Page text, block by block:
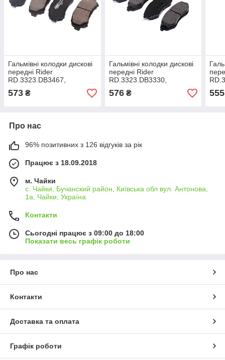
Гальмівні колодки дискові
передні Rider
RD.3323.DB3467,
арт.RD.3323.DB3467
573 ₴
Гальмівні колодки дискові
передні Rider
RD.3323.DB3330,
арт.RD.3323.DB3330
576₴ 555
Про нас
96% позитивних з 126 відгуків за рік
Працює з 18.09.2018
м. Чайки
с. Чайки, Бучанский район, Київська обл вул. Антонова,
1а, Чайки, Україна
Контакти
Сьогодні працює з 09:00 до 18:00
Показати весь графік роботи
Про нас
Контакти
Доставка та оплата
Графік роботи